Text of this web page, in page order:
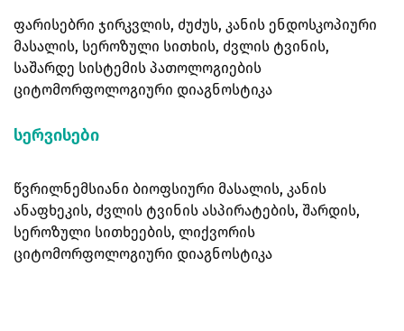
ფარისებრი ჯირკვლის, ძუძუს, კანის ენდოსკოპიური
მასალის, სეროზული სითხის, ძვლის ტვინის,
საშარდე სისტემის პათოლოგიების
ციტომორფოლოგიური დიაგნოსტიკა
სერვისები
წვრილნემსიანი ბიოფსიური მასალის, კანის
ანაფხეკის, ძვლის ტვინის ასპირატების, შარდის,
სეროზული სითხეების, ლიქვორის
ციტომორფოლოგიური დიაგნოსტიკა